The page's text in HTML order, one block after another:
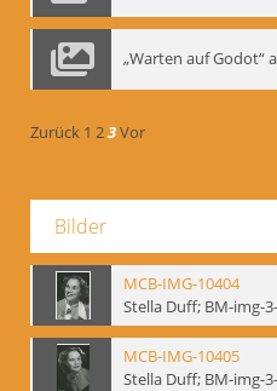
Zurück 1 23Vor
Bilder
MCB-IMG-10404
Stella Duff; BM-img-
MCB-IMG-10405
Stella Duff; BM-img-